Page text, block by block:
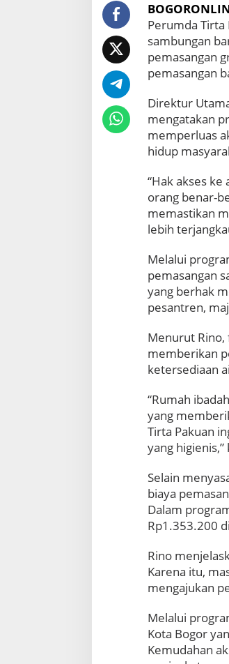
Perumda
sambungan
pemasangan
pemasangan
Direktur
mengatakan
memperluas
hidup
“Hak akses
orang benar-
memastikan
lebih
Melalui
pemasangan
yang berhak
pesantren,
Menurut Rino,
memberikan
ketersediaan
“Rumah
yang
Tirta Pakuan
yang higienis,”
Selain
biaya
Dalam
Rp1.353.200
Rino
Karena itu,
mengajukan
Melalui
Kota Bogor
Kemudahan